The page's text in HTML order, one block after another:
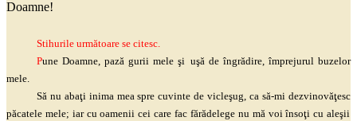
Doamne!
Stihurile următoare se citesc.
Pune Doamne, pază gurii mele şi uşăde îngrădire, împrejurul buzelor
mele.
Să nu abaţiinima mea spre cuvinte devicleşug, ca să-midezvinovăţesc
păcatele mele; iar cu oamenii cei care fac fărădelege nu mă voiînsoţi cualeşii